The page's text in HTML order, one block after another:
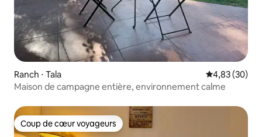
Ranch ⋅ Tala Évaluation
4,83 (30)
Maison de campagne entière, environnement calme
Coup de cœur voyageurs
Coup de cœur voyageurs